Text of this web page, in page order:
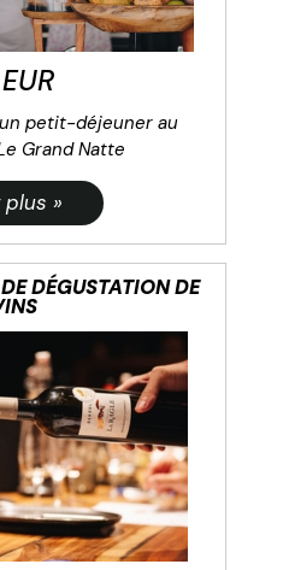
petit-déjeuner au
Grand Natte
DÉGUSTATION DE